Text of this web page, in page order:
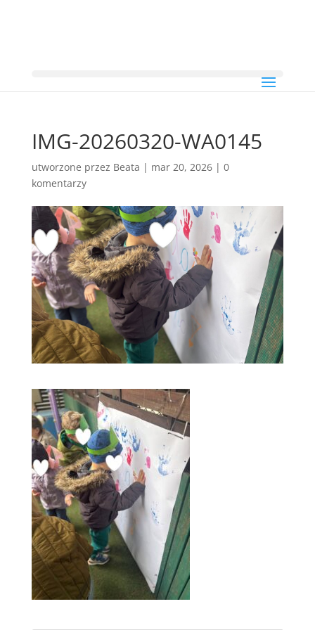
IMG-20260320-WA0145
utworzone przez Beata | mar 20, 2026| 0
komentarzy